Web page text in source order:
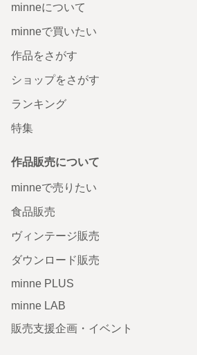
minneについて
minneで買いたい
作品をさがす
ショップをさがす
ランキング
特集
作品販売について
minneで売りたい
食品販売
ヴィンテージ販売
ダウンロード販売
minne PLUS
minne LAB
販売支援企画・イベント